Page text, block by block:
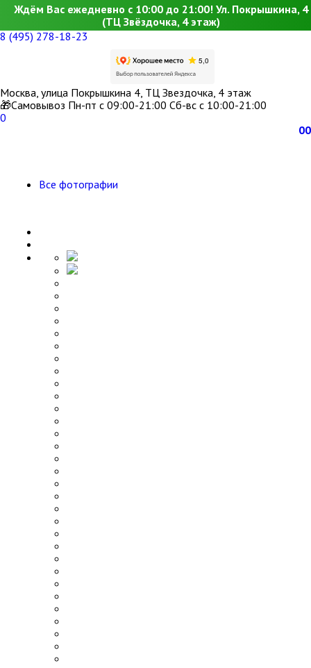
Ждём Вас ежедневно с 10:00 до 21:00! Ул. Покрышкина, 4
(ТЦ Звёздочка, 4 этаж)
8 (495) 278-18-23
Москва, улица Покрышкина 4, ТЦ Звездочка, 4 этаж
🎁Самовывоз Пн-пт с 09:00-21:00 Сб-вс с 10:00-21:00
0
00
Все фотографии